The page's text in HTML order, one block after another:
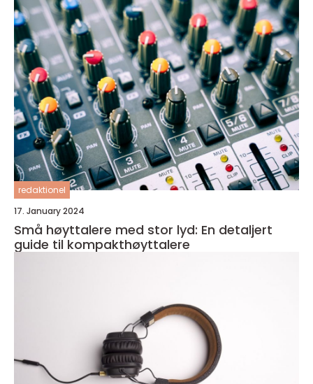
redaktionel
17. January 2024
Små høyttalere med stor lyd: En detaljert
guide til kompakthøyttalere